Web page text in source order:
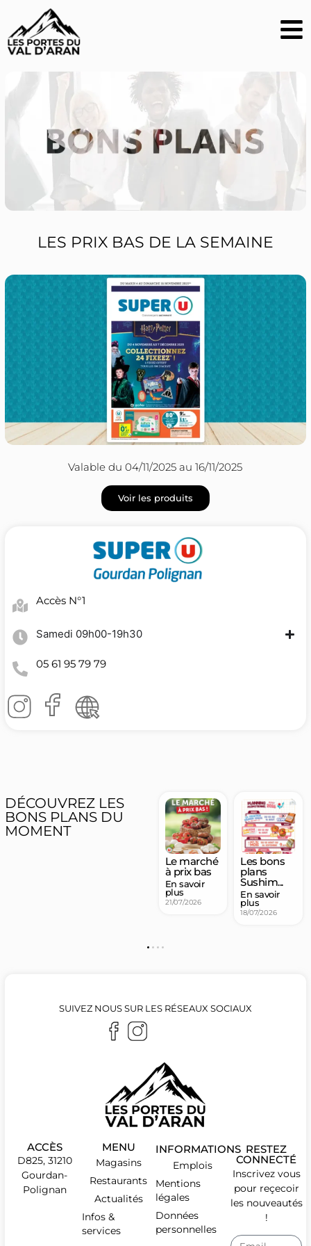
LES PRIX BAS DE LA SEMAINE
Accès N°1
Samedi 09h00-19h30
05 61 95 79 79
Valable du 04/11/2025 au 16/11/2025
Voir les produits
DÉCOUVREZ LES
BONS PLANS DU
MOMENT
Le marché
à prix bas
En savoir
plus
21/07/2026
Les bons
plans
Sushim...
En savoir
plus
18/07/2026
SUIVEZ NOUS SUR LES RÉSEAUX SOCIAUX
ACCÈS
D825, 31210
Gourdan-
Polignan
MENU
Magasins
Restaurants
Actualités
Infos &
services
INFORMATIONS
Emplois
Mentions
légales
Données
personnelles
RESTEZ
CONNECTÉ
Inscrivez vous
pour reçecoir
les nouveautés
!